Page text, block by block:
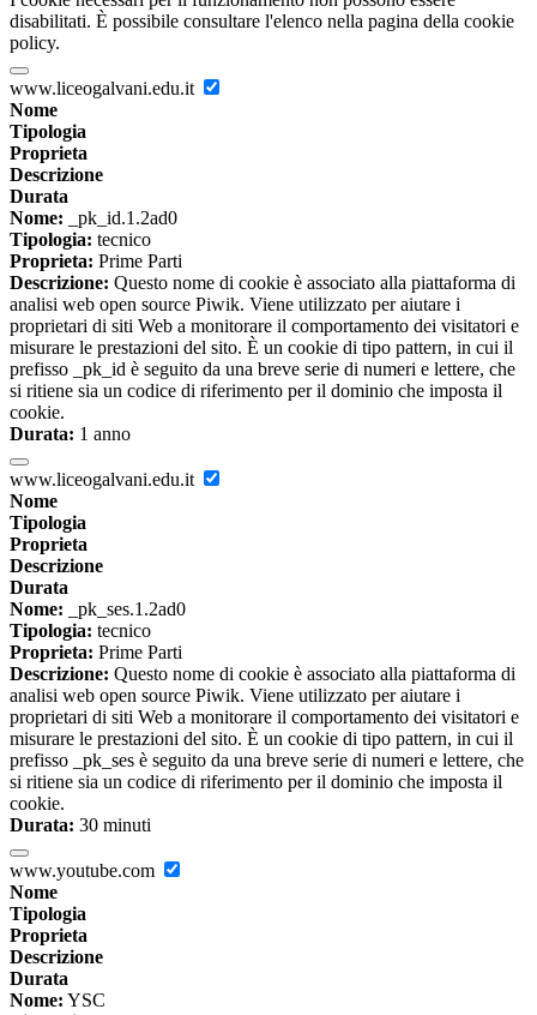
disabilitati. È possibile consultare l'elenco nella pagina della cookie
policy.
www.liceogalvani.edu.it
Nome
Tipologia
Proprieta
Descrizione
Durata
Nome: _pk_id.1.2ad0
Tipologia: tecnico
Proprieta: Prime Parti
Descrizione: Questo nome di cookie è associato alla piattaforma di
analisi web open source Piwik. Viene utilizzato per aiutare i
proprietari di siti Web a monitorare il comportamento dei visitatori e
misurare le prestazioni del sito. È un cookie di tipo pattern, in cui il
prefisso _pk_id è seguito da una breve serie di numeri e lettere, che
si ritiene sia un codice di riferimento per il dominio che imposta il
cookie.
Durata: 1 anno
www.liceogalvani.edu.it
Nome
Tipologia
Proprieta
Descrizione
Durata
Nome: _pk_ses.1.2ad0
Tipologia: tecnico
Proprieta: Prime Parti
Descrizione: Questo nome di cookie è associato alla piattaforma di
analisi web open source Piwik. Viene utilizzato per aiutare i
proprietari di siti Web a monitorare il comportamento dei visitatori e
misurare le prestazioni del sito. È un cookie di tipo pattern, in cui il
prefisso _pk_ses è seguito da una breve serie di numeri e lettere, che
si ritiene sia un codice di riferimento per il dominio che imposta il
cookie.
Durata: 30 minuti
www.youtube.com
Nome
Tipologia
Proprieta
Descrizione
Durata
Nome: YSC